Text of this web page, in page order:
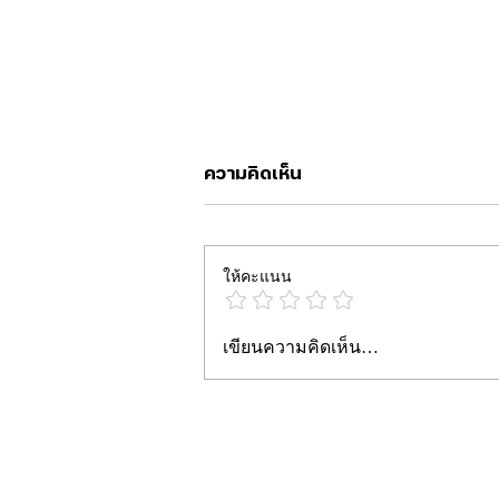
Facebook Ads vs TikTok
Ads ปี 2026: ทำไมหลาย
ความคิดเห็น
ให้คะแนน
เขียนความคิดเห็น…